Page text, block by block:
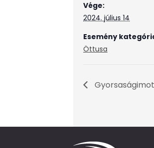
Vége:
2024. július 14
Esemény
Öttusa